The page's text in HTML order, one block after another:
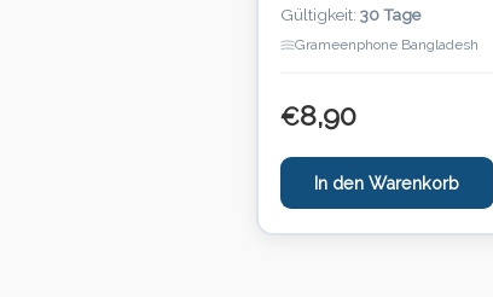
Gültigkeit: 30 Tage
Grameenphone Bangladesh
€8,90
In den Warenkorb